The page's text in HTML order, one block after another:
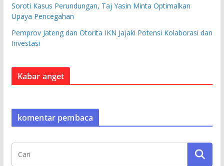
Soroti Kasus Perundungan, Taj Yasin Minta Optimalkan
Upaya Pencegahan
Pemprov Jateng dan Otorita IKN Jajaki Potensi Kolaborasi dan
Investasi
Kabar anget
komentar pembaca